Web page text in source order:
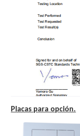
Placas para opción.